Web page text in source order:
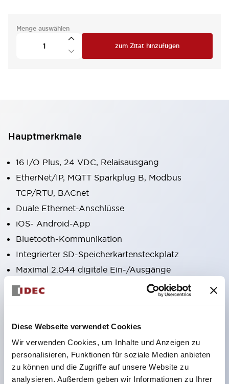
Diese Webseite verwendet Cookies
Wir verwenden Cookies, um Inhalte und Anzeigen zu
personalisieren, Funktionen für soziale Medien anbieten
zu können und die Zugriffe auf unsere Website zu
analysieren. Außerdem geben wir Informationen zu Ihrer
Menge auswählen
zum Zitat hinzufügen
Hauptmerkmale
16 I/O Plus, 24 VDC, Relaisausgang
EtherNet/IP, MQTT Sparkplug B, Modbus
TCP/RTU, BACnet
Duale Ethernet-Anschlüsse
iOS- Android-App
Bluetooth-Kommunikation
Integrierter SD-Speicherkartensteckplatz
Maximal 2.044 digitale Ein-/Ausgänge
Maximal 511 analoge Ein-/Ausgänge
Großer Programm- und Datenspeicher
cULus CE Klasse I Div 2